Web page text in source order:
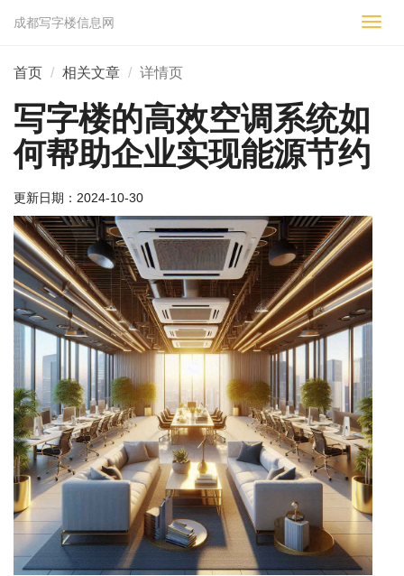
切
成都写字楼信息网
首页 相关文章 详情页
写字楼的高效空调系统如
何帮助企业实现能源节约
更新日期： 2024-10-30